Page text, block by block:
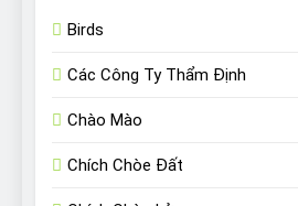
Birds
Các Công Ty Thẩm Định
Chào Mào
Chích Chòe Đất